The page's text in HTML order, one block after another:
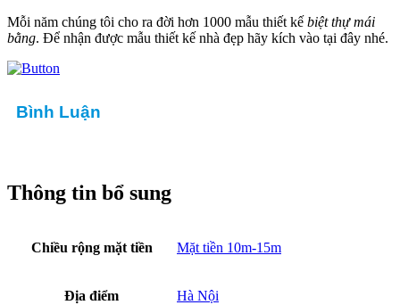
Mỗi năm chúng tôi cho ra đời hơn 1000 mẫu thiết kế biệt thự mái
bằng. Để nhận được mẫu thiết kế nhà đẹp hãy kích vào tại đây nhé.
Bình Luận
Thông tin bổ sung
Chiều rộng mặt tiền Mặt tiền 10m-15m
Địa điểm Hà Nội